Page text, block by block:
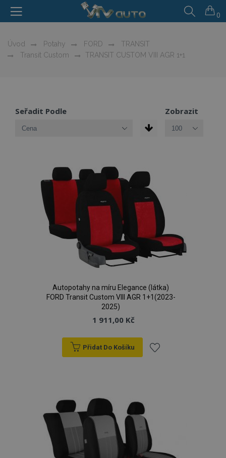
0
Úvod Potahy FORD
TRANSIT
Transit Custom
TRANSIT CUSTOM VIII AGR 1+1
Seřadit Podle Zobrazit
Autopotahy na míru Elegance (látka)
FORD Transit Custom VIII AGR 1+1(2023-
2025)
1 911,00 Kč
Přidat Do Košíku